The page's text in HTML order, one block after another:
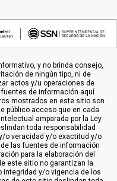
y no brinda consejo,
de ningún tipo, ni de
actos y/u operaciones de
de información aquí
mostrados en este sitio son
público acceso que en cada
amparada por la Ley
toda responsabilidad
o veracidad y/o exactitud y/o
las fuentes de información
para la elaboración del
este sitio no garantizan la
y/o vigencia de los